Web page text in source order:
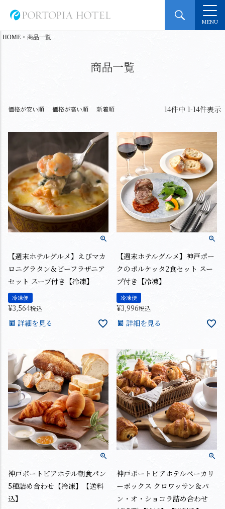
MENU
HOME 商品一覧
商品一覧
価格が安い順 価格が高い順 新着順 14件中 1-14件表示
【週末ホテルグルメ】えびマカ
ロニグラタン＆ビーフラザニア
セット スープ付き【冷凍】
冷凍便
¥3,564税込
詳細を見る
【週末ホテルグルメ】神戸ポー
クのポルケッタ2食セット スー
プ付き【冷凍】
冷凍便
¥3,996税込
詳細を見る
神戸ポートピアホテル朝食パン
5種詰め合わせ【冷凍】【送料
込】
神戸ポートピアホテルベーカリ
ーボックス クロワッサン＆パ
ン・オ・ショコラ詰め合わせ